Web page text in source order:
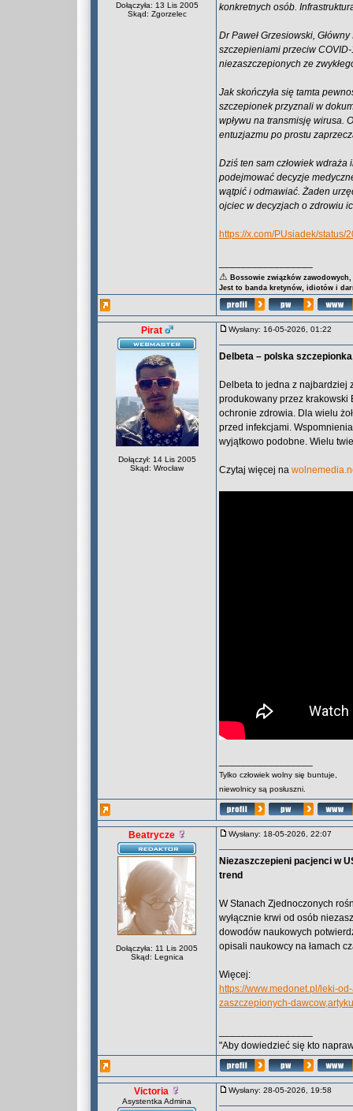
Dołączyła: 13 Lis 2005
Skąd: Zgorzelec
konkretnych osób.
Dr Paweł Grzesiowski,
szczepieniami przeciw
niezaszczepionych ze
Jak skończyła się tamta
szczepionek przyznali w
wpływu na transmisję wirusa.
entuzjazmu po prostu
Dziś ten sam człowiek
podejmować decyzje
wątpić i odmawiać. Żaden
ojciec w decyzjach o zdrowiu
https://x.com/PUsiadek/status/
⚠ Bossowie związków
Jest to banda kretynów, idiotów i
Pirat
Dołączył: 14 Lis 2005
Skąd: Wrocław
Wysłany: 16-05-2026, 01:22
Delbeta – polska
Delbeta to jedna z najbardziej
produkowany przez krakowski
ochronie zdrowia. Dla wielu
przed infekcjami.
wyjątkowo podobne. Wielu
Czytaj więcej na
Tylko człowiek wolny się buntuje,
niewolnicy są posłuszni.
Beatrycze
Dołączyła: 11 Lis 2005
Skąd: Legnica
Wysłany: 18-05-2026, 22:07
Niezaszczepieni pacjenci w
trend
W Stanach Zjednoczonych
wyłącznie krwi od osób
dowodów naukowych
opisali naukowcy na łamach
Więcej:
https://www.medonet.pl/leki-
zaszczepionych-
"Aby dowiedzieć się kto
Victoria
Asystentka Admina
Wysłany: 28-05-2026, 19:58